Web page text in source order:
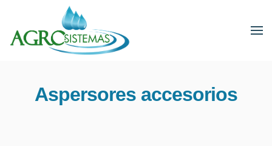
Aspersores accesorios